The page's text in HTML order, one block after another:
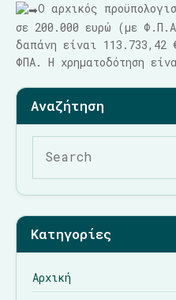
Ο αρχικός
σε 200.000 ευρώ (με
δαπάνη είναι 113.733,42
ΦΠΑ. Η χρηματοδότηση
Κατηγορίες
Αρχική